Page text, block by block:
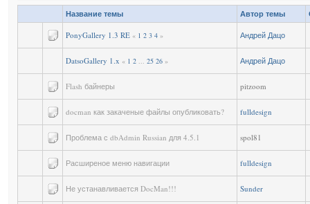
Название темы Автор темы
PonyGallery 1.3 RE « 1 2 3 4 » Андрей Дацо
DatsoGallery 1.x « 1 2 ... 25 26 » Андрей Дацо
Flash байнеры pitzoom
docman как закаченые файлы опубликовать? fulldesign
Проблема с dbAdmin Russian для 4.5.1 spol81
Расширеное меню навигации fulldesign
Не устанавливается DocMan!!! Sunder